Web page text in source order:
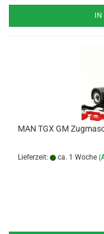
MAN TGX GM
Lieferzeit: ca. 1 Woche